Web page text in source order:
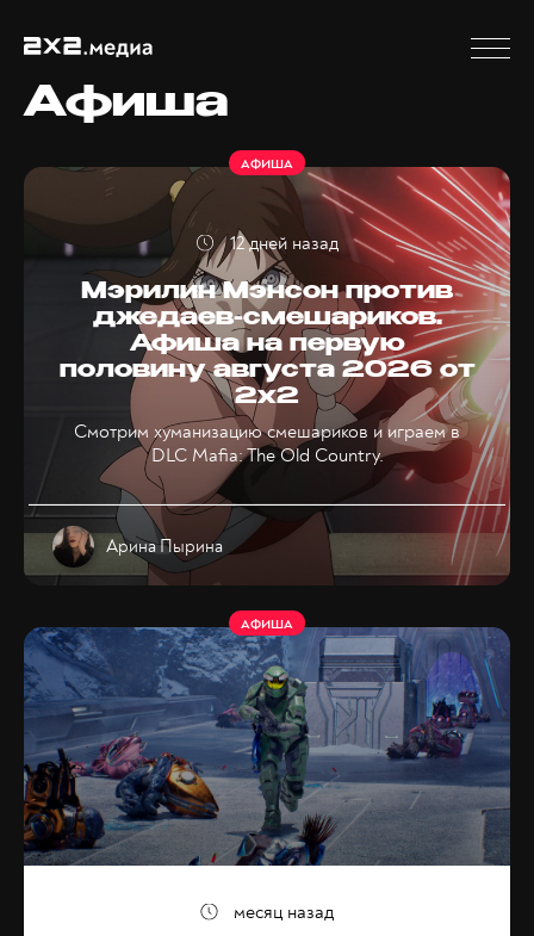
Афиша
Мэрилин Мэнсон против
джедаев-смешариков.
Афиша на первую
половину августа 2026 от
2x2
Смотрим хуманизацию смешариков и играем в
DLC Mafia: The Old Country.
АФИША
Арина Пырина
12 дней назад
АФИША
месяц назад